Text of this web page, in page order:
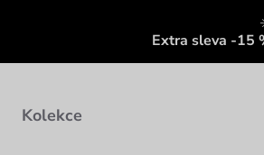
Extra sleva -15
Kolekce